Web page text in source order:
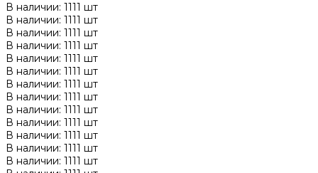
В наличии: 1111 шт
В наличии: 1111 шт
В наличии: 1111 шт
В наличии: 1111 шт
В наличии: 1111 шт
В наличии: 1111 шт
В наличии: 1111 шт
В наличии: 1111 шт
В наличии: 1111 шт
В наличии: 1111 шт
В наличии: 1111 шт
В наличии: 1111 шт
В наличии: 1111 шт